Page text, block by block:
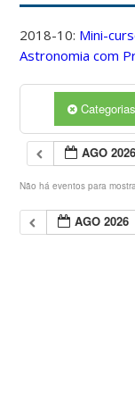
2018-10: Mini-
Astronomia com
Categorias
AGO 2026
Não há eventos para
AGO 2026